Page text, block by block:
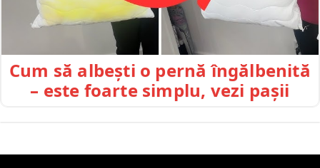
Cum să albești o pernă îngălbenită
– este foarte simplu, vezi pașii